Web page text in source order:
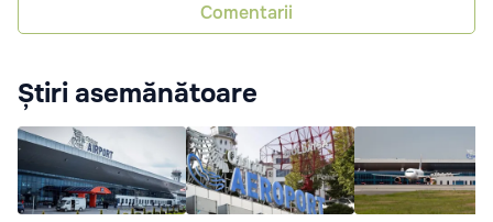
Comentarii
Știri asemănătoare